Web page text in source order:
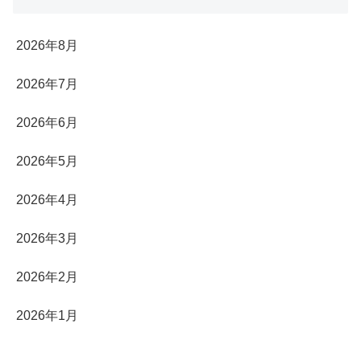
2026年8月
2026年7月
2026年6月
2026年5月
2026年4月
2026年3月
2026年2月
2026年1月